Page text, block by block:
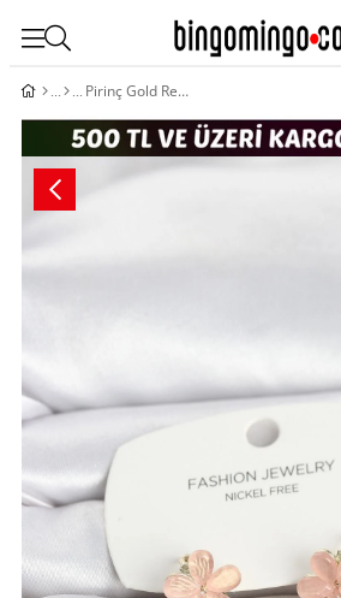
Pirinç Gold Renk Pembe Çiçek Model Çocuk Küpe